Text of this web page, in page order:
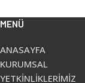
MENÜ
ANASAYFA
KURUMSAL
YETKİNLİKLERİMİZ